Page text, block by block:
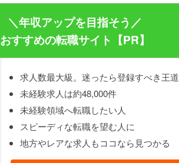
＼年収アップを目指そう／
おすすめの転職サイト【PR】
求人数最大級。迷ったら登録すべき王
未経験求人は約48,000件
未経験領域へ転職したい人
スピーディな転職を望む人に
地方やレアな求人もココなら見つかる